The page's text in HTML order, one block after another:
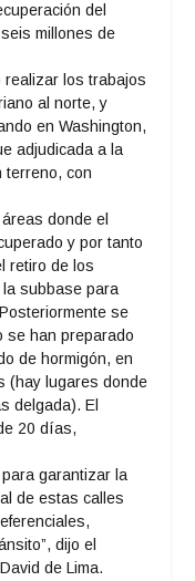
del
millones de
realizar los trabajos
al norte, y
en Washington,
adjudicada a la
terreno, con
donde el
y por tanto
retiro de los
subbase para
se
se han preparado
de hormigón, en
(hay lugares donde
delgada). El
20 días,
garantizar la
de estas calles
dijo el
de Lima.